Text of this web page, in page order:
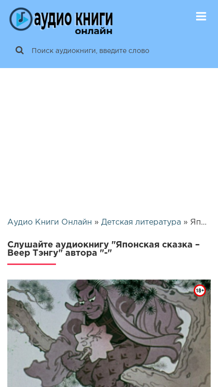
Аудио Книги Онлайн » Детская литература » Японская сказка – Веер Тэнгу | 26243
Слушайте аудиокнигу "Японская сказка –
Веер Тэнгу" автора "-"